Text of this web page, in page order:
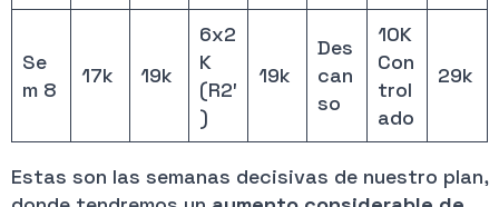
Se
m 8
17k 19k
6x2
K
(R2′
)
19k
Des
can
so
10K
Con
trol
ado
29k
Estas son las semanas decisivas de nuestro plan,